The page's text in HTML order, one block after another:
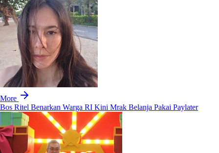
More
Bos Ritel Benarkan Warga RI Kini Mrak Belanja Pakai Paylater